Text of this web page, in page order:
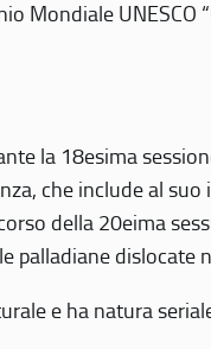
Mondiale UNESCO
la 18esima
che include al
della 20eima
palladiane dislocate
e ha natura